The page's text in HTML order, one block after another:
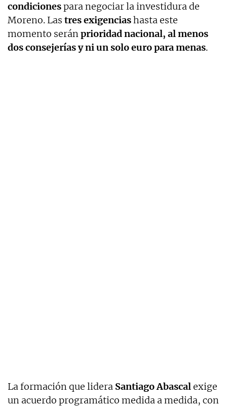
condicionespara negociar la investidura de
Moreno. Las tres exigenciashasta este
momento seránprioridad nacional, al menos
dos consejerías y ni un solo euro para menas.
La formación que lidera Santiago Abascalexige
un acuerdo programático medida a medida, con